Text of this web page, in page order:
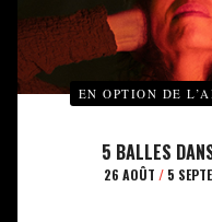
EN OPTION DE
5 BALLES
26 AOÛT /5